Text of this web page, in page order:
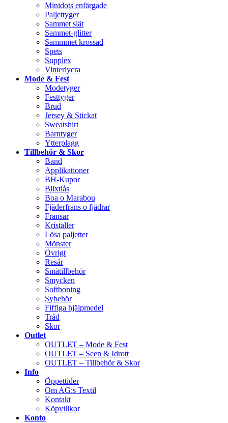
Minidots enfärgade
Paljettyger
Sammet slät
Sammet-glitter
Sammmet krossad
Spets
Supplex
Vinterlycra
Mode & Fest
Modetyger
Festtyger
Brud
Jersey & Stickat
Sweatshirt
Barntyger
Ytterplagg
Tillbehör & Skor
Band
Applikationer
BH-Kupor
Blixtlås
Boa o Marabou
Fjäderfrans o fjädrar
Fransar
Kristaller
Lösa paljetter
Mönster
Övrigt
Resår
Småtillbehör
Smycken
Softboning
Sybehör
Fiffiga hjälpmedel
Tråd
Skor
Outlet
OUTLET – Mode & Fest
OUTLET – Scen & Idrott
OUTLET – Tillbehör & Skor
Info
Öppettider
Om AG:s Textil
Kontakt
Köpvillkor
Konto